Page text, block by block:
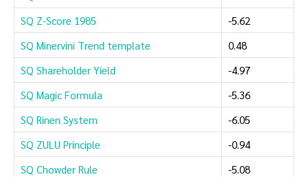
SQ Z-Score 1985
-5.62
SQ Minervini Trend template
0.48
SQ Shareholder Yield
-4.97
SQ Magic Formula
-5.36
SQ Rinen System
-6.05
SQ ZULU Principle
-0.94
SQ Chowder Rule
-5.08